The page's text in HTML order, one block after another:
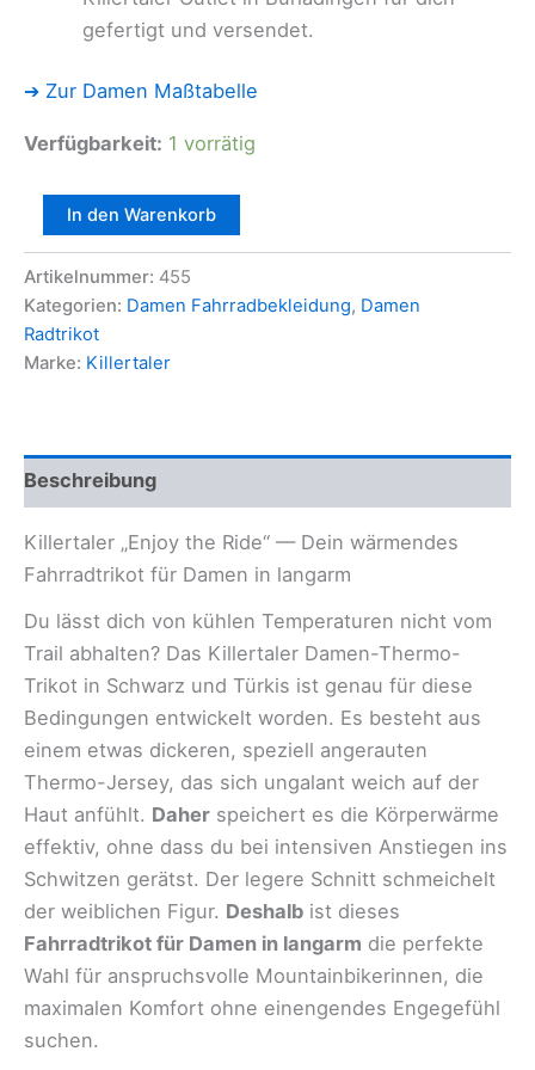
gefertigt und versendet.
➔ Zur Damen Maßtabelle
Verfügbarkeit: 1 vorrätig
Killertaler
Radtrikot
"Enjoy
the
Ride"
—
langarm
In den Warenkorb
Artikelnummer: 455
Kategorien: Damen Fahrradbekleidung, Damen
Radtrikot
Marke: Killertaler
Beschreibung
Killertaler „Enjoy the Ride“ — Dein wärmendes
Fahrradtrikot für Damen in langarm
Du lässt dich von kühlen Temperaturen nicht vom
Trail abhalten? Das Killertaler Damen-Thermo-
Trikot in Schwarz und Türkis ist genau für diese
Bedingungen entwickelt worden. Es besteht aus
einem etwas dickeren, speziell angerauten
Thermo-Jersey, das sich ungalant weich auf der
Haut anfühlt. Daher speichert es die Körperwärme
effektiv, ohne dass du bei intensiven Anstiegen ins
Schwitzen gerätst. Der legere Schnitt schmeichelt
der weiblichen Figur. Deshalb ist dieses
Fahrradtrikot für Damen in langarm die perfekte
Wahl für anspruchsvolle Mountainbikerinnen, die
maximalen Komfort ohne einengendes Engegefühl
suchen.